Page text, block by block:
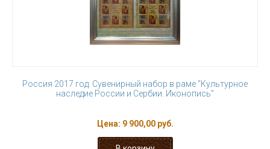
Россия 2017 год. Сувенирный набор в раме "Культурное
наследие России и Сербии. Иконопись"
Цена: 9 900,00 руб.